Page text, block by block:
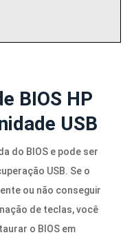
BIOS HP
USB
do BIOS e pode ser
USB. Se o
ou não conseguir
de teclas, você
o BIOS em